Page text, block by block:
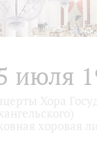
июля